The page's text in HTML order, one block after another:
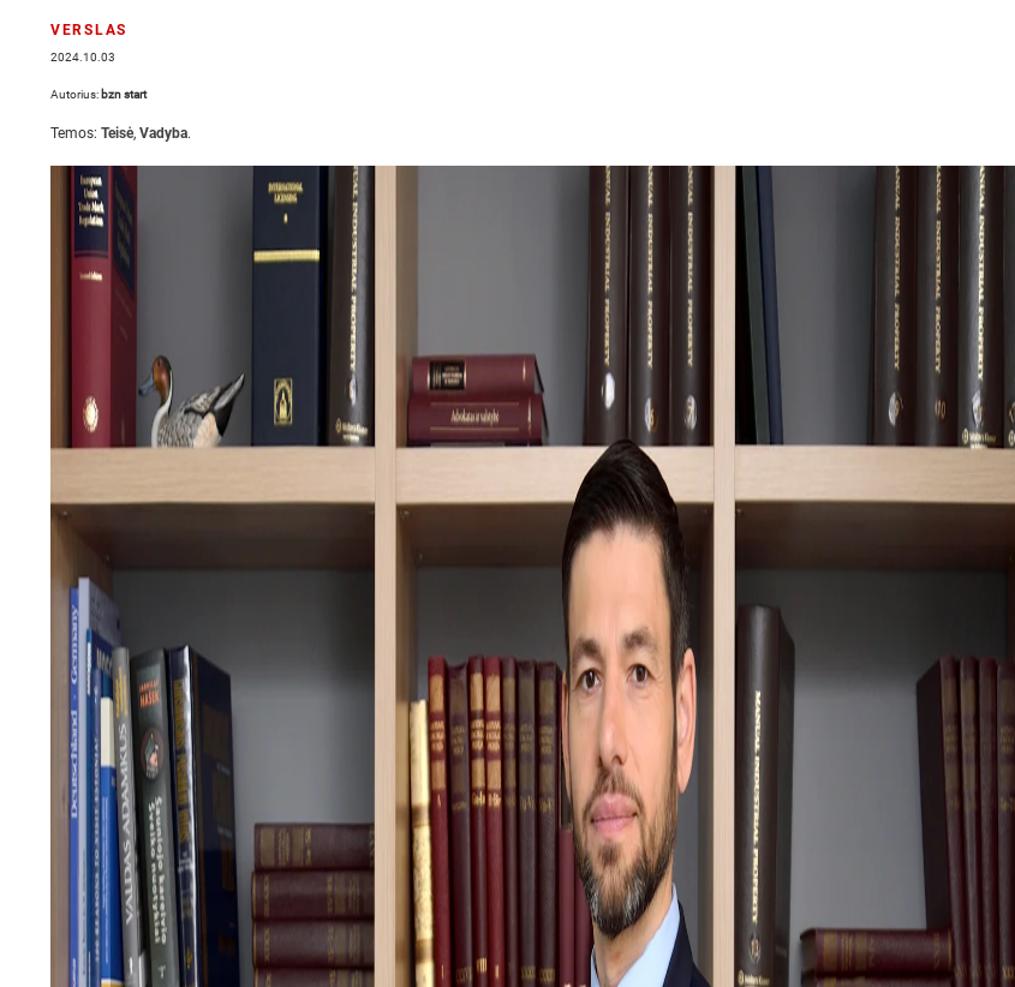
VERSLAS
2024.10.03
Autorius: bzn start
Temos: Teisė, Vadyba.